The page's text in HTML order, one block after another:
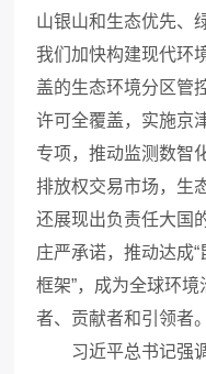
山银山和生态优先、
我们加快构建现代环
盖的生态环境分区管
许可全覆盖，实施京
专项，推动监测数智
排放权交易市场，生
还展现出负责任大国
庄严承诺，推动达成
框架”，成为全球环
者、贡献者和引领者。
习近平总书记强调